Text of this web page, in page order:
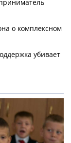
о комплексном
убивает